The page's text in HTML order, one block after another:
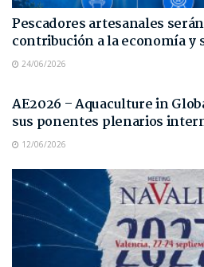
Pescadores artesanales
contribución a la economía
24/06/2026
AE2026 – Aquaculture in
sus ponentes plenarios
12/06/2026